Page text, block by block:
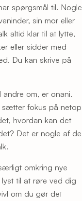
spørgsmål til. Nogle
sin mor eller
altid klar til at lytte,
eller sidder med
Du kan skrive på
om, er onani.
sætter fokus på netop
hvordan kan det
Det er nogle af de
omkring nye
til at røre ved dig
om du gør det